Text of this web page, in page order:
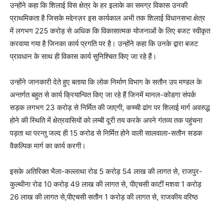
उन्होंने कहा कि शिलाई विस क्षेत्र के हर इलाके का समग्र विकास उनकी
प्राथमिकता है जिसके मद्देनज़र इस कार्यकाल अभी तक शिलाई विधानसभा क्षेत्र
में लगभग 225 करोड़ से अधिक कि विकासात्मक योजनाओं के लिए बजट स्वीकृत
करवाया गया है जिनका कार्य प्रगति पर है। उन्होंने कहा कि उनके द्वारा बजट
प्रावधान के साथ ही विकास कार्य सुनिश्चित किए जा रहे हैं।
उन्होंने जानकारी देते हुए बताया कि लोक निर्माण विभाग के सतौन उप मण्डल के
अन्तर्गत बहुत से कार्य क्रियान्वित किए जा रहे हैं जिनमें मानल-कोडगा संपर्क
सड़क लगभग 23 करोड़ से निर्मित की जाएगी, कच्ची ढांग पर शिलाई मार्ग अवरुद्ध
होने की स्थिति में क्षेत्रवासियों को लम्बी दूरी तय करके अपने गंतव्य तक पहुंचना
पड़ता था परन्तु जल्द ही 15 करोड से निर्मित होने वाली सालवाला-सतौन सडक
वैकल्पिक मार्ग का कार्य करगी।
इसके अतिरिक्त भैला-कल्लाथा रोड 5 करोड़ 54 लाख की लागत से, राजपुर-
कुल्थीना रोड 10 करोड़ 49 लाख की लागत से, पीएचसी काटीं मशवा 1 करोड़
26 लाख की लागत से,पीएचसी सतौन 1 करोड़ की लागत से, राजकीय वरिष्ठ